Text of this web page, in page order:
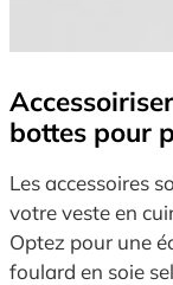
bottes pour
Les accessoires
votre veste en
Optez pour une
foulard en soie